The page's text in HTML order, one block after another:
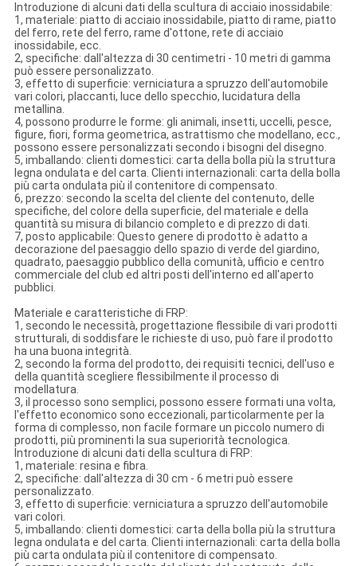
Introduzione di alcuni dati della scultura di acciaio inossidabile:
1, materiale: piatto di acciaio inossidabile, piatto di rame, piatto
del ferro, rete del ferro, rame d'ottone, rete di acciaio
inossidabile, ecc.
2, specifiche: dall'altezza di 30 centimetri - 10 metri di gamma
può essere personalizzato.
3, effetto di superficie: verniciatura a spruzzo dell'automobile
vari colori, placcanti, luce dello specchio, lucidatura della
metallina.
4, possono produrre le forme: gli animali, insetti, uccelli, pesce,
figure, fiori, forma geometrica, astrattismo che modellano, ecc.,
possono essere personalizzati secondo i bisogni del disegno.
5, imballando: clienti domestici: carta della bolla più la struttura
legna ondulata e del carta. Clienti internazionali: carta della bolla
più carta ondulata più il contenitore di compensato.
6, prezzo: secondo la scelta del cliente del contenuto, delle
specifiche, del colore della superficie, del materiale e della
quantità su misura di bilancio completo e di prezzo di dati.
7, posto applicabile: Questo genere di prodotto è adatto a
decorazione del paesaggio dello spazio di verde del giardino,
quadrato, paesaggio pubblico della comunità, ufficio e centro
commerciale del club ed altri posti dell'interno ed all'aperto
pubblici.
Materiale e caratteristiche di FRP:
1, secondo le necessità, progettazione flessibile di vari prodotti
strutturali, di soddisfare le richieste di uso, può fare il prodotto
ha una buona integrità.
2, secondo la forma del prodotto, dei requisiti tecnici, dell'uso e
della quantità scegliere flessibilmente il processo di
modellatura.
3, il processo sono semplici, possono essere formati una volta,
l'effetto economico sono eccezionali, particolarmente per la
forma di complesso, non facile formare un piccolo numero di
prodotti, più prominenti la sua superiorità tecnologica.
Introduzione di alcuni dati della scultura di FRP:
1, materiale: resina e fibra.
2, specifiche: dall'altezza di 30 cm - 6 metri può essere
personalizzato.
3, effetto di superficie: verniciatura a spruzzo dell'automobile
vari colori.
5, imballando: clienti domestici: carta della bolla più la struttura
legna ondulata e del carta. Clienti internazionali: carta della bolla
più carta ondulata più il contenitore di compensato.